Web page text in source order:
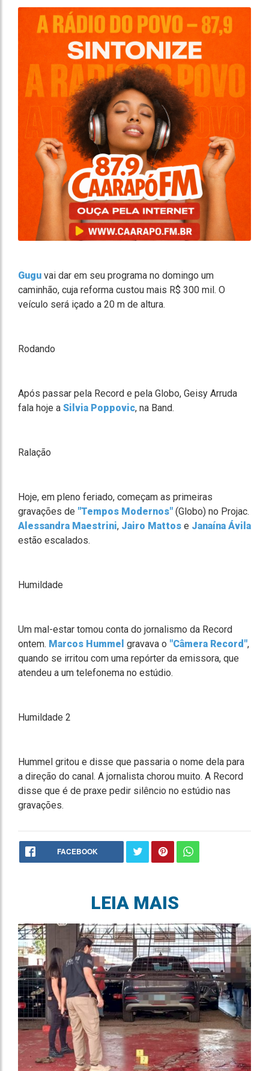
Gugu vai dar em seu programa no domingo um
caminhão, cuja reforma custou mais R$ 300 mil. O
veículo será içado a 20 m de altura.
Rodando
Após passar pela Record e pela Globo, Geisy Arruda
fala hoje a Silvia Poppovic, na Band.
Ralação
Hoje, em pleno feriado, começam as primeiras
gravações de "Tempos Modernos" (Globo) no Projac.
Alessandra Maestrini, Jairo Mattos e Janaína Ávila
estão escalados.
Humildade
Um mal-estar tomou conta do jornalismo da Record
ontem. Marcos Hummel gravava o "Câmera Record",
quando se irritou com uma repórter da emissora, que
atendeu a um telefonema no estúdio.
Humildade 2
Hummel gritou e disse que passaria o nome dela para
a direção do canal. A jornalista chorou muito. A Record
disse que é de praxe pedir silêncio no estúdio nas
gravações.
FACEBOOK
LEIA MAIS